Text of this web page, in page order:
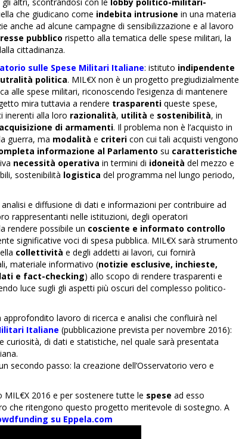
che giudicano come indebita intrusione in una materia
anche ad alcune campagne di sensibilizzazione e al lavoro
pubblico rispetto alla tematica delle spese militari, la
cittadinanza.
sulle Spese Militari Italiane: istituto indipendente
politica. MIL€X non è un progetto pregiudizialmente
alle spese militari, riconoscendo l’esigenza di mantenere
mira tuttavia a rendere trasparenti queste spese,
inerenti alla loro razionalità, utilità e sostenibilità, in
di armamenti. Il problema non è l’acquisto in
guerra, ma modalità e criteri con cui tali acquisti vengono
informazione al Parlamento su caratteristiche
necessità operativa in termini di idoneità del mezzo e
sostenibilità logistica del programma nel lungo periodo,
e diffusione di dati e informazioni per contribuire ad
rappresentanti nelle istituzioni, degli operatori
rendere possibile un cosciente e informato controllo
significative voci di spesa pubblica. MIL€X sarà strumento
collettività e degli addetti ai lavori, cui fornirà
materiale informativo (notizie esclusive, inchieste,
e fact-checking) allo scopo di rendere trasparenti e
luce sugli gli aspetti più oscuri del complesso politico-
lavoro di ricerca e analisi che confluirà nel
Italiane (pubblicazione prevista per novembre 2016):
di dati e statistiche, nel quale sarà presentata
secondo passo: la creazione dell’Osservatorio vero e
MIL€X 2016 e per sostenere tutte le spese ad esso
che ritengono questo progetto meritevole di sostegno. A
su Eppela.com